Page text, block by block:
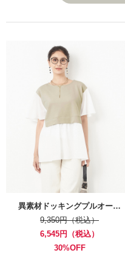
異素材ドッキングプルオー…
9,350円（税込）
6,545円（税込）
30%OFF